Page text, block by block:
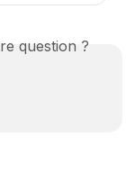
question ?